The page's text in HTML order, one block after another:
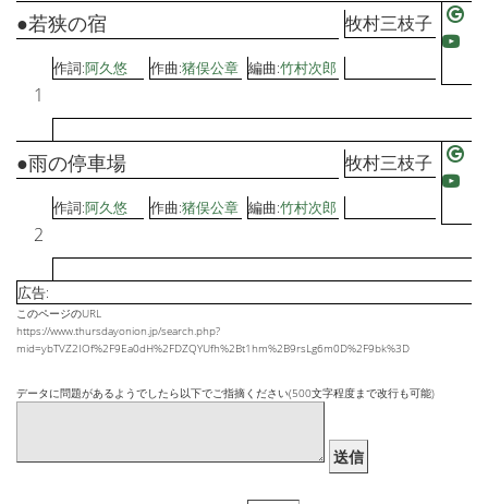
1
●若狭の宿 牧村三枝子
作詞:阿久悠 作曲:猪俣公章 編曲:竹村次郎
2
●雨の停車場 牧村三枝子
作詞:阿久悠 作曲:猪俣公章 編曲:竹村次郎
広告:
このページのURL
https://www.thursdayonion.jp/search.php?
mid=ybTVZ2IOf%2F9Ea0dH%2FDZQYUfh%2Bt1hm%2B9rsLg6m0D%2F9bk%3D
データに問題があるようでしたら以下でご指摘ください(500文字程度まで改行も可能)
送信